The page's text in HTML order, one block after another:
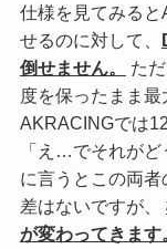
仕様を見てみる
せるのに対して、
倒せません。
た
度を保ったまま最
AKRACINGでは
「え…でそれが
に言うとこの両
差はないですが、
が変わってきます